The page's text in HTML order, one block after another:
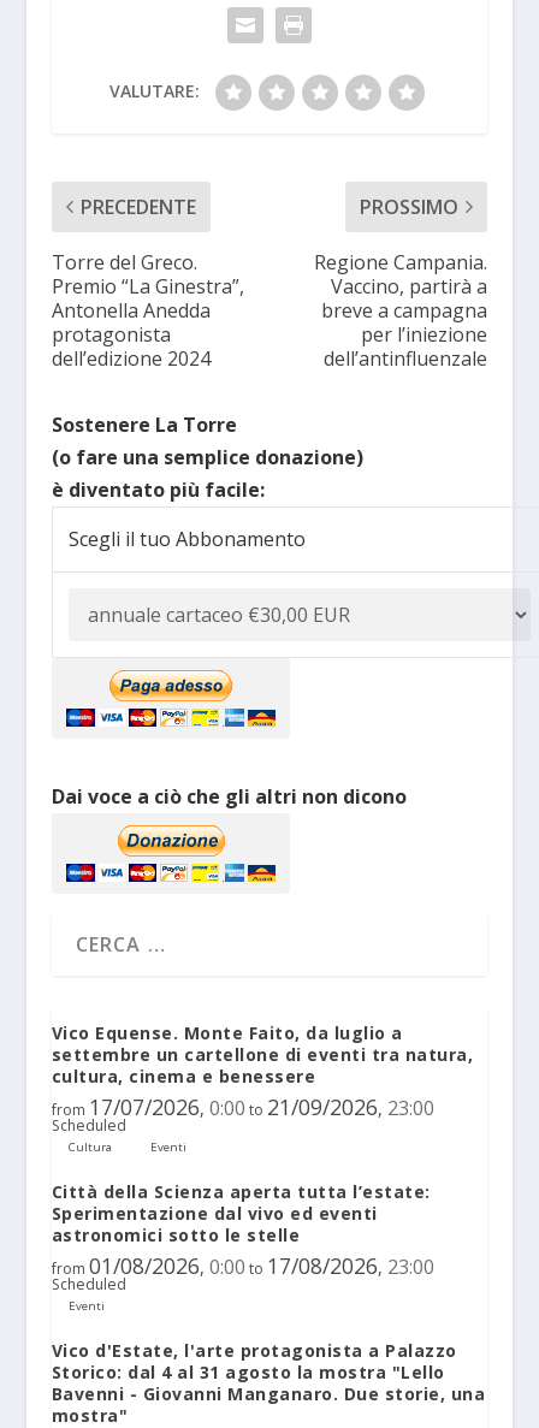
VALUTARE:
PRECEDENTE
Torre del Greco.
Premio “La Ginestra”,
Antonella Anedda
protagonista
dell’edizione 2024
PROSSIMO
Regione Campania.
Vaccino, partirà a
breve a campagna
per l’iniezione
dell’antinfluenzale
Sostenere La Torre
(o fare una semplice donazione)
è diventato più facile:
Scegli il tuo Abbonamento
Dai voce a ciò che gli altri non dicono
Vico Equense. Monte Faito, da luglio a
settembre un cartellone di eventi tra natura,
cultura, cinema e benessere
from 17/07/2026, 0:00 to 21/09/2026, 23:00
Scheduled
Cultura Eventi
Città della Scienza aperta tutta l’estate:
Sperimentazione dal vivo ed eventi
astronomici sotto le stelle
from 01/08/2026, 0:00 to 17/08/2026, 23:00
Scheduled
Eventi
Vico d'Estate, l'arte protagonista a Palazzo
Storico: dal 4 al 31 agosto la mostra "Lello
Bavenni - Giovanni Manganaro. Due storie, una
mostra"